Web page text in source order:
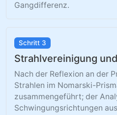
Gangdifferenz.
Schritt 3
Strahlvereinigung
Nach der Reflexion an der
Strahlen im Nomarski-
zusammengeführt; der
Schwingungsrichtungen